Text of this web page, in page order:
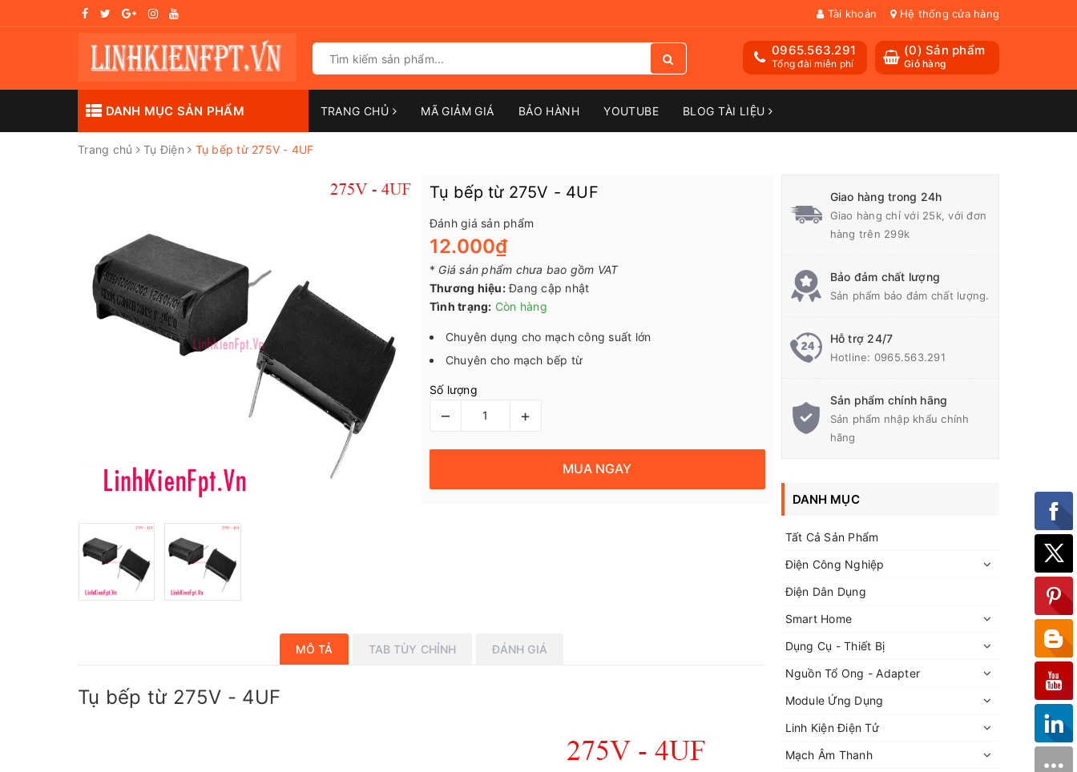
Tài khoản Hệ thống cửa hàng
(0) Sản phẩm
Giỏ hàng
0965.563.291
Tổng đài miễn phí
DANH MỤC SẢN PHẨM TRANG CHỦ MÃ GIẢM GIÁ BẢO HÀNH YOUTUBE BLOG TÀI LIỆU
Trang chủ Tụ Điện Tụ bếp từ 275V - 4UF
Tụ bếp từ 275V - 4UF
Đánh giá sản phẩm
12.000₫
* Giá sản phẩm chưa bao gồm VAT
Thương hiệu: Đang cập nhật
Tình trạng: Còn hàng
Chuyên dụng cho mạch công suất lớn
Chuyên cho mạch bếp từ
Số lượng
– +
MUA NGAY
MÔ TẢ TAB TÙY CHỈNH ĐÁNH GIÁ
Tụ bếp từ 275V - 4UF
Giao hàng trong 24h
Giao hàng chỉ với 25k, với đơn
hàng trên 299k
Bảo đảm chất lượng
Sản phẩm bảo đảm chất lượng.
Hỗ trợ 24/7
Hotline: 0965.563.291
Sản phẩm chính hãng
Sản phẩm nhập khẩu chính
hãng
DANH MỤC
Tất Cả Sản Phẩm
Điện Công Nghiệp
Điện Dân Dụng
Smart Home
Dụng Cụ - Thiết Bị
Nguồn Tổ Ong - Adapter
Module Ứng Dụng
Linh Kiện Điện Tử
Mạch Âm Thanh